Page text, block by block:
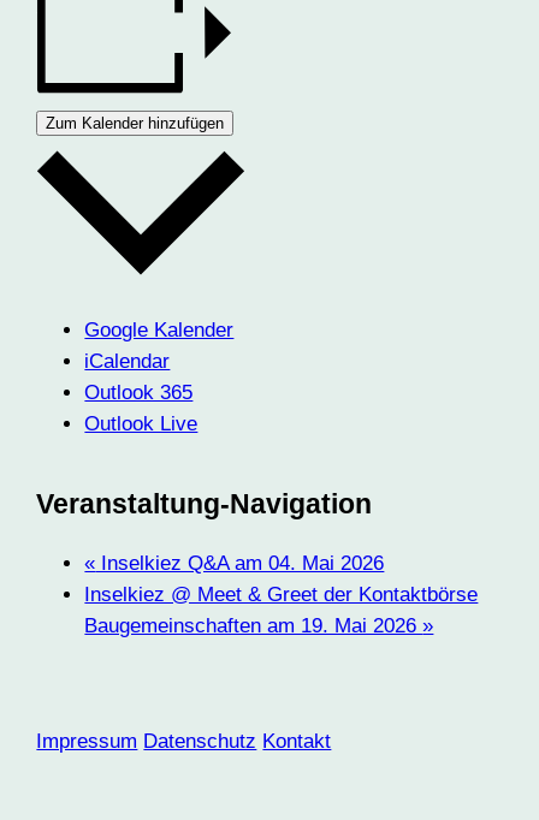
Zum Kalender hinzufügen
Google Kalender
iCalendar
Outlook 365
Outlook Live
Veranstaltung-Navigation
« Inselkiez Q&A am 04. Mai 2026
Inselkiez @ Meet & Greet der Kontaktbörse
Baugemeinschaften am 19. Mai 2026»
Impressum Datenschutz Kontakt